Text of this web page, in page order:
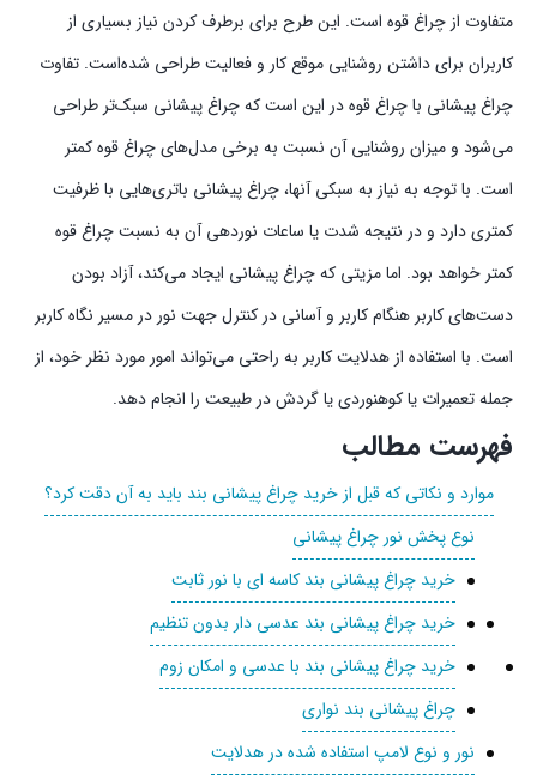
متفاوت از چراغ قوه است. این طرح برای برطرف کردن نیاز بسیاری از
کاربران برای داشتن روشنایی موقع کار و فعالیت طراحی شده‌است. تفاوت
چراغ پیشانی با چراغ قوه در این است که چراغ پیشانی سبک‌تر طراحی
می‌شود و میزان روشنایی آن نسبت به برخی مدل‌های چراغ قوه کمتر
است. با توجه به نیاز به سبکی آنها، چراغ پیشانی باتری‌هایی با ظرفیت
کمتری دارد و در نتیجه شدت یا ساعات نوردهی آن به نسبت چراغ قوه
کمتر خواهد بود. اما مزیتی که چراغ پیشانی ایجاد می‌کند، آزاد بودن
دست‌های کاربر هنگام کاربر و آسانی در کنترل جهت نور در مسیر نگاه کاربر
است. با استفاده از هدلایت کاربر به راحتی می‌تواند امور مورد نظر خود،‌ از
جمله تعمیرات یا کوهنوردی یا گردش در طبیعت را انجام دهد.
فهرست مطالب
موارد و نکاتی که قبل از خرید چراغ پیشانی بند باید به آن دقت کرد؟
نوع پخش نور چراغ پیشانی
خرید چراغ پیشانی بند کاسه ای با نور ثابت
خرید چراغ پیشانی بند عدسی دار بدون تنظیم
خرید چراغ پیشانی بند با عدسی و امکان زوم
چراغ پیشانی بند نواری
نور و نوع لامپ استفاده شده در هدلایت